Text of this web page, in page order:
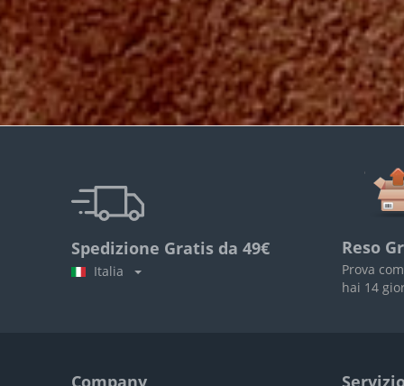
Spedizione Gratis da 49€
Italia
Reso
Prova
hai 14
Company